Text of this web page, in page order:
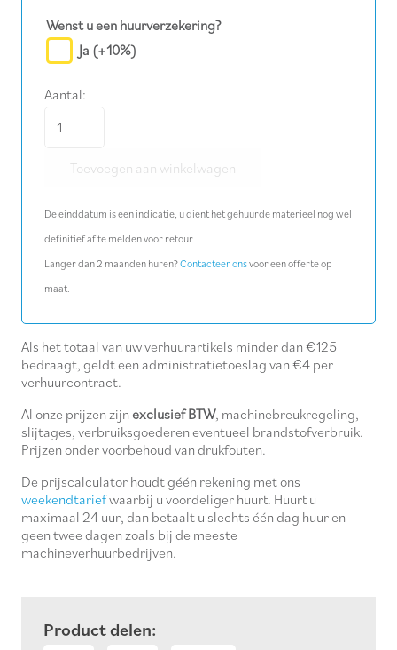
Wenst u een huurverzekering?
Ja (+10%)
Aantal:
Kabelset
mm²,
m
aantal
Toevoegen aan winkelwagen
De einddatum is een indicatie, u dient het gehuurde materieel nog wel
definitief af te melden voor retour.
Langer dan 2 maanden huren?Contacteer onsvoor een offerte op
maat.
Als het totaal van uw verhuurartikels minder dan €125
bedraagt, geldt een administratietoeslag van €4 per
verhuurcontract.
Al onze prijzen zijn exclusief BTW, machinebreukregeling,
slijtages, verbruiksgoederen eventueel brandstofverbruik.
Prijzen onder voorbehoud van drukfouten.
De prijscalculator houdt géén rekening met ons
weekendtariefwaarbij u voordeliger huurt. Huurt u
maximaal 24 uur, dan betaalt u slechts één dag huur en
geen twee dagen zoals bij de meeste
machineverhuurbedrijven.
Product delen: